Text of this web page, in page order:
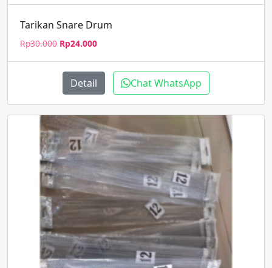
Tarikan Snare Drum
Rp30.000 Harga
Rp30.000.
Rp24.000Harga
adalah:
Rp24.000.
Detail Chat WhatsApp